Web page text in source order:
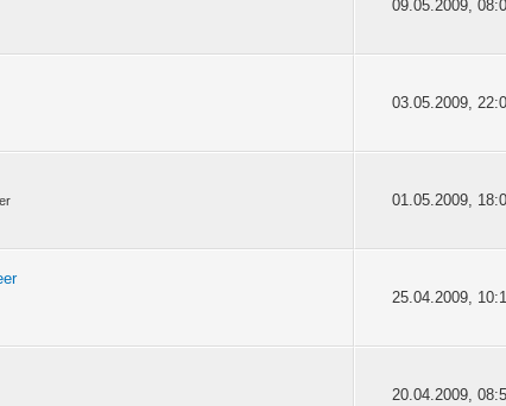
09.05.2009,
03.05.2009,
01.05.2009,
25.04.2009,
20.04.2009,